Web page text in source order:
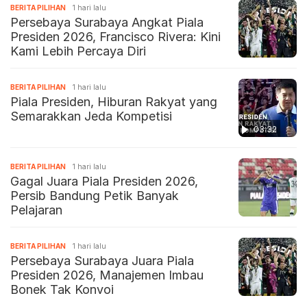
BERITA PILIHAN 1 hari lalu
Persebaya Surabaya Angkat Piala
Presiden 2026, Francisco Rivera: Kini
Kami Lebih Percaya Diri
03:32
BERITA PILIHAN 1 hari lalu
Piala Presiden, Hiburan Rakyat yang
Semarakkan Jeda Kompetisi
BERITA PILIHAN 1 hari lalu
Gagal Juara Piala Presiden 2026,
Persib Bandung Petik Banyak
Pelajaran
BERITA PILIHAN 1 hari lalu
Persebaya Surabaya Juara Piala
Presiden 2026, Manajemen Imbau
Bonek Tak Konvoi